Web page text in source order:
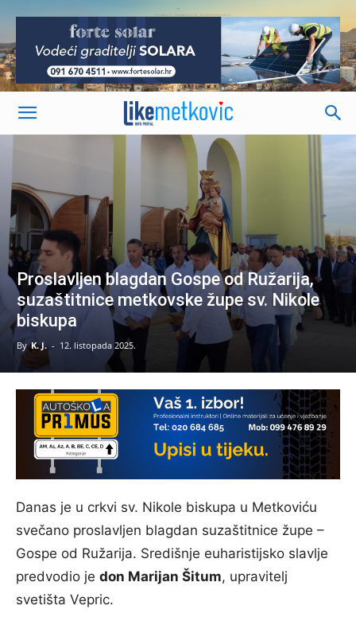
-
Proslavljen blagdan Gospe od Ružarija,
suzaštitnice metkovske župe sv. Nikole
biskupa
By K. J. - 12. listopada 2025.
Danas je u crkvi sv. Nikole biskupa u Metkoviću
svečano proslavljen blagdan suzaštitnice župe –
Gospe od Ružarija. Središnje euharistijsko slavlje
predvodio je don Marijan Šitum, upravitelj
svetišta Vepric.